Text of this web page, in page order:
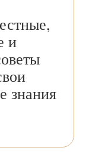
и
знания